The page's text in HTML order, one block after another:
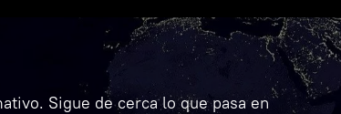
Sigue de cerca lo que pasa en